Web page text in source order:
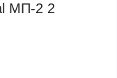
МП-2 2